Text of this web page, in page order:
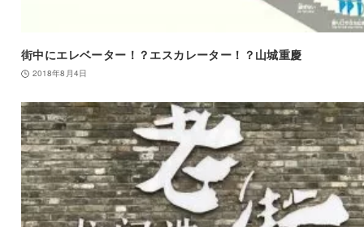
街中にエレベーター！？エスカレーター！？山城重慶
2018年8月4日